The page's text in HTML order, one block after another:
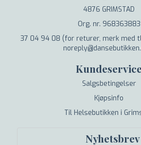
4876 GRIMSTAD
Org. nr. 968363883
37 04 94 08 (for returer, merk med
Kundeservice
Salgsbetingelser
Kjøpsinfo
Til Helsebutikken i
Nyhetsbrev